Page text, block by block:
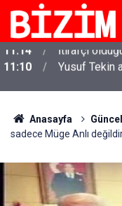
11:10 Yusuf Tekin
Anasayfa Güncel
sadece Müge Anlı